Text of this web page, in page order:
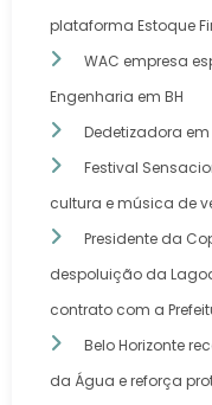
plataforma Estoque
WAC empresa
Engenharia em BH
Dedetizadora
Festival
cultura e música de
Presidente da
despoluição da
contrato com a
Belo Horizonte
da Água e reforça